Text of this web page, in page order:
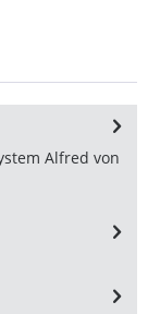
Alfred von